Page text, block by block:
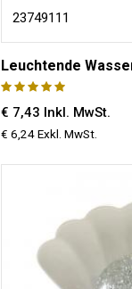
23749111
Leuchtende
€ 7,43 Inkl. MwSt.
€ 6,24 Exkl. MwSt.